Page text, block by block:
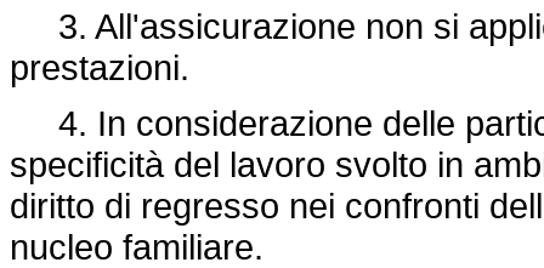
3. All'assicurazione non si
prestazioni.
4. In considerazione delle
specificità del lavoro svolto in
diritto di regresso nei confronti
nucleo familiare.